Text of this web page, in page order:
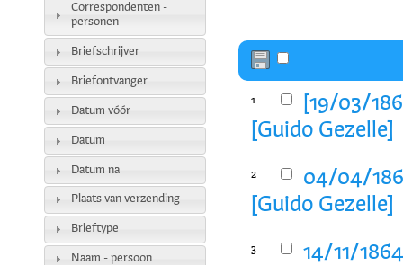
1
[19/03/
[Guido Gezelle]
2
04/04/
[Guido Gezelle]
3
14/11/
Correspondenten -
personen
Briefschrijver
Briefontvanger
Datum vóór
Datum
Datum na
Plaats van verzending
Brieftype
Naam - persoon